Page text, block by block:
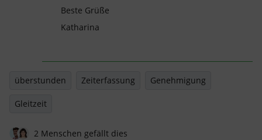
Beste Grüße
Katharina
überstunden Zeiterfassung Genehmigung
Gleitzeit
2 Menschen gefällt dies